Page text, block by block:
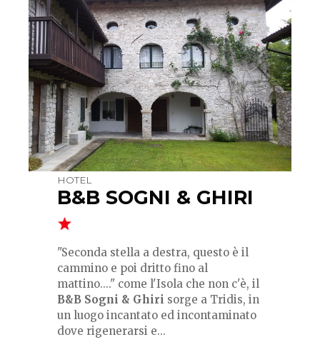
HOTEL
B&B SOGNI & GHIRI
"Seconda stella a destra, questo è il
cammino e poi dritto fino al
mattino...." come l'Isola che non c'è, il
B&B Sogni & Ghiri sorge a Tridis, in
un luogo incantato ed incontaminato
dove rigenerarsi e...